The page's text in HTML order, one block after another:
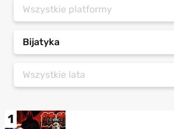
Wszystkie platformy
Bijatyka
Wszystkie lata
1